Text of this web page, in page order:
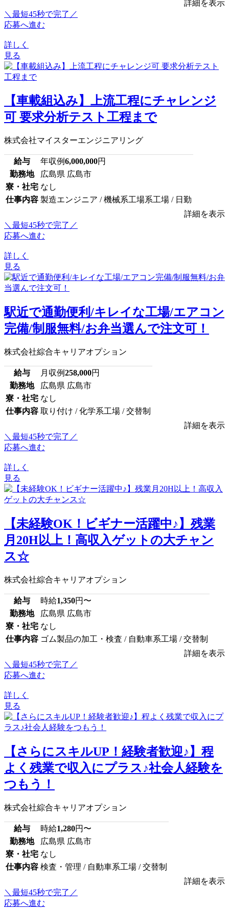
詳細を表示
＼最短45秒で完了／
応募へ進む
詳しく
見る
【車載組込み】上流工程にチャレンジ
可 要求分析テスト工程まで
株式会社マイスターエンジニアリング
給与 年収例6,000,000円
勤務地
広島県 広島市
寮・社宅 なし
仕事内容 製造エンジニア / 機械系工場系工場 / 日勤
詳細を表示
＼最短45秒で完了／
応募へ進む
詳しく
見る
駅近で通勤便利/キレイな工場/エアコン
完備/制服無料/お弁当選んで注文可！
株式会社綜合キャリアオプション
給与 月収例258,000円
勤務地
広島県 広島市
寮・社宅 なし
仕事内容 取り付け / 化学系工場 / 交替制
詳細を表示
＼最短45秒で完了／
応募へ進む
詳しく
見る
【未経験OK！ビギナー活躍中♪】残業
月20H以上！高収入ゲットの大チャン
ス☆
株式会社綜合キャリアオプション
給与 時給1,350円〜
勤務地
広島県 広島市
寮・社宅 なし
仕事内容 ゴム製品の加工・検査 / 自動車系工場 / 交替制
詳細を表示
＼最短45秒で完了／
応募へ進む
詳しく
見る
【さらにスキルUP！経験者歓迎♪】程
よく残業で収入にプラス♪社会人経験を
つもう！
株式会社綜合キャリアオプション
給与 時給1,280円〜
勤務地
広島県 広島市
寮・社宅 なし
仕事内容 検査・管理 / 自動車系工場 / 交替制
詳細を表示
＼最短45秒で完了／
応募へ進む